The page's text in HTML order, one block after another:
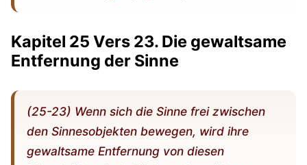
Kapitel 25 Vers 23. Die gewaltsame
Entfernung der Sinne
(25-23) Wenn sich die Sinne frei zwischen
den Sinnesobjekten bewegen, wird ihre
gewaltsame Entfernung von diesen